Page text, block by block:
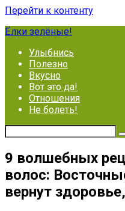
Перейти к контенту
Ёлки зелёные!
Улыбнись
Полезно
Вкусно
Вот это да!
Отношения
Не болеть!
9 волшебных
волос:
вернут